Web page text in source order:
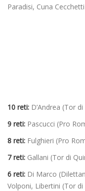
Paradisi, Cuna
10 reti: D’Andrea (Tor
9 reti: Pascucci (Pro
8 reti: Fulghieri (Pro
7 reti: Gallani (Tor di
6 reti: Di Marco
Volponi, Libertini (Tor